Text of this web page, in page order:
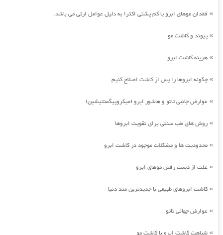
» فقدان موهای ابرو یا کم پشتی اکثرا به دلیل عوامل ارثی می باشد.
» پیوند و کاشت مو
» هزینه کاشت ابرو
» چگونه ابروها را پس از کاشت اصلاح کنیم
» عوارض جانبی تاتو و هاشور ابرو (میکروپیگمنتیشین)
» روش های طب سنتی برای تقویت ابروها
» محدودیت ها و مشکلات موجود در کاشت ابرو
» علت از دست رفتن موهای ابرو
» کاشت ابروهای طبیعی با جدیدترین متد دنیا
» عوارض جهانی تاتو
»